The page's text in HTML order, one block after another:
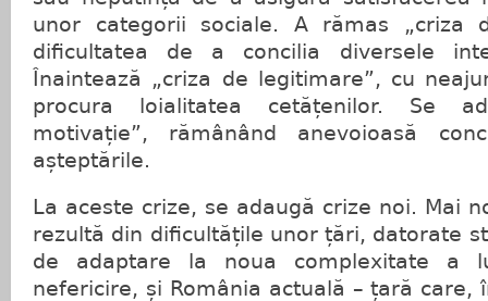
unor categorii sociale. A rămas „criza
dificultatea de a concilia diversele
Înaintează „criza de legitimare”, cu
procura loialitatea cetățenilor. Se
motivație”, rămânând anevoioasă
așteptările.
La aceste crize, se adaugă crize noi. Mai
rezultă din dificultățile unor țări, datorate
de adaptare la noua complexitate a
nefericire, și România actuală – țară care,